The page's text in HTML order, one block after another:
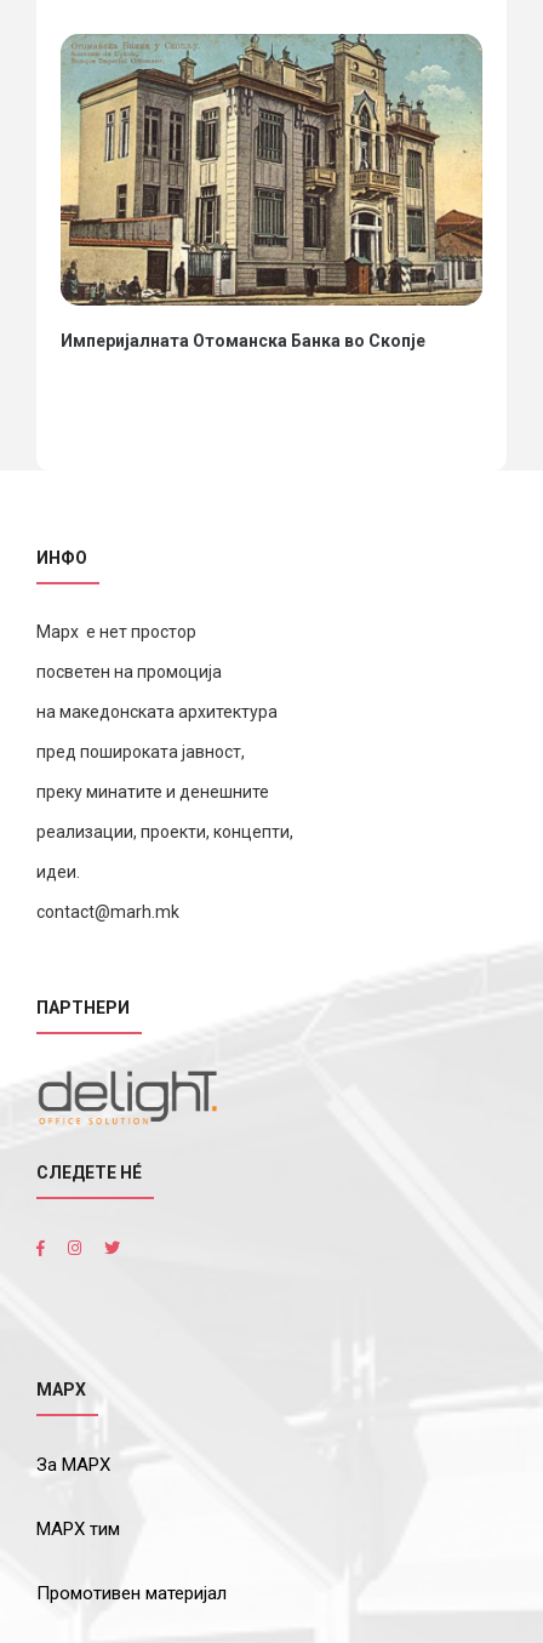
Империјалната Отоманска Банка во Скопје
ИНФО
Марх е нет простор
посветен на промоција
на македонската архитектура
пред пошироката јавност,
преку минатите и денешните
реализации, проекти, концепти,
идеи.
contact@marh.mk
ПАРТНЕРИ
СЛЕДЕТЕ НÉ
МАРХ
За МАРХ
МАРХ тим
Промотивен материјал